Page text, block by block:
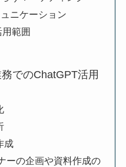
ニケーション
範囲
でのChatGPT活用
成
ーの企画や資料作成の